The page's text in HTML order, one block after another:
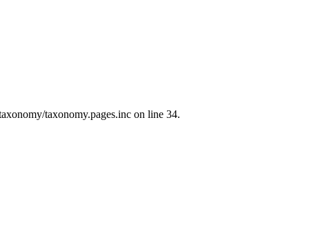
taxonomy.pages.inc on line 34.